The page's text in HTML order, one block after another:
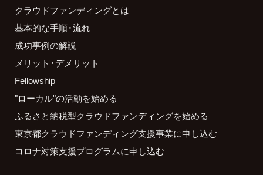
クラウドファンディングとは
基本的な手順・流れ
成功事例の解説
メリット・デメリット
Fellowship
"ローカル"の活動を始める
ふるさと納税型クラウドファンディングを始める
東京都クラウドファンディング支援事業に申し込む
コロナ対策支援プログラムに申し込む